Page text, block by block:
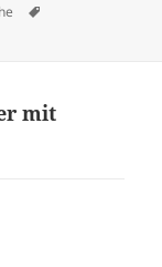
mit